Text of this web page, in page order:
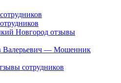
Новгород отзывы
Валерьевич — Мошенник
сотрудников